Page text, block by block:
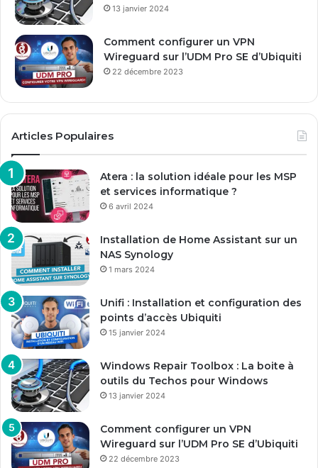
13 janvier 2024
Comment configurer un VPN
Wireguard sur l’UDM Pro SE d’Ubiquiti
22 décembre 2023
Articles Populaires
Atera : la solution idéale pour les MSP
et services informatique ?
6 avril 2024
Installation de Home Assistant sur un
NAS Synology
1 mars 2024
Unifi : Installation et configuration des
points d’accès Ubiquiti
15 janvier 2024
Windows Repair Toolbox : La boite à
outils du Techos pour Windows
13 janvier 2024
Comment configurer un VPN
Wireguard sur l’UDM Pro SE d’Ubiquiti
22 décembre 2023